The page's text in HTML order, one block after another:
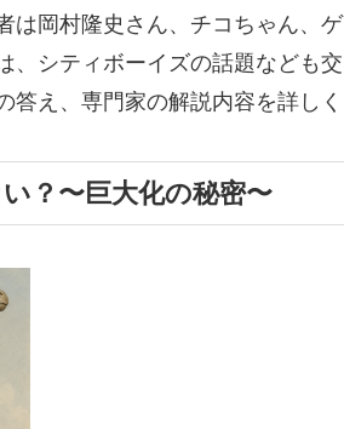
は岡村隆史さん、チコちゃん、
、シティボーイズの話題なども
え、専門家の解説内容を詳しく
？〜巨大化の秘密〜